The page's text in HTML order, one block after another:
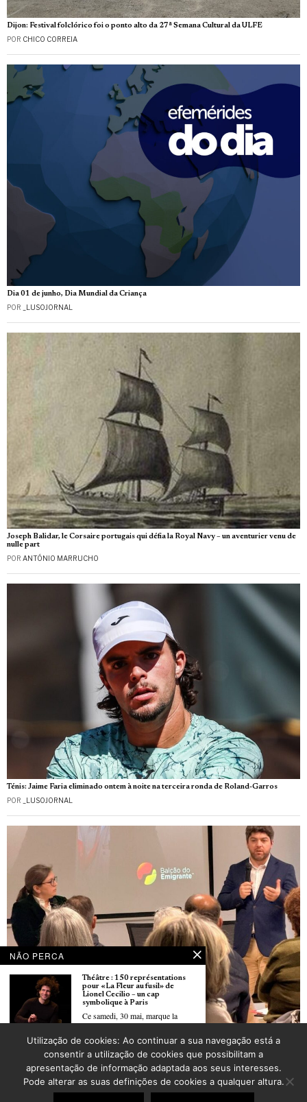
Dijon: Festival folclórico foi o ponto alto da 27ª Semana Cultural da ULFE
POR CHICO CORREIA
Dia 01 de junho, Dia Mundial da Criança
POR _LUSOJORNAL
Joseph Balidar, le Corsaire portugais qui défia la Royal Navy – un aventurier venu de
nulle part
POR ANTÓNIO MARRUCHO
Ténis: Jaime Faria eliminado ontem à noite na terceira ronda de Roland-Garros
POR _LUSOJORNAL
Balcão do Emigrante lança “a primeira plataforma de formação criada
exclusivamente para emigrantes portugueses”
CARLOS PEREIRA
©2026LusoJornal | Todos os direitos reservados
NÃO PERCA
Théâtre : 150 représentations
pour «La Fleur au fusil» de
Lionel Cecilio – un cap
symbolique à Paris
Ce samedi, 30 mai, marque la
Le 7 juin, le nouveau festival
‘Luso Festival’ fera vibrer
Chambéry au rythme de la
culture portugaise
Organisé par le Président de
Utilização de cookies: Ao continuar a sua navegação está a
consentir a utilização de cookies que possibilitam a
apresentação de informação adaptada aos seus interesses.
Pode alterar as suas definições de cookies a qualquer altura.